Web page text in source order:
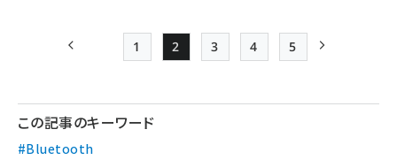
前ページ Page
1
Page
2
Page
3
Page
4
Page
5
この記事のキーワード
#Bluetooth